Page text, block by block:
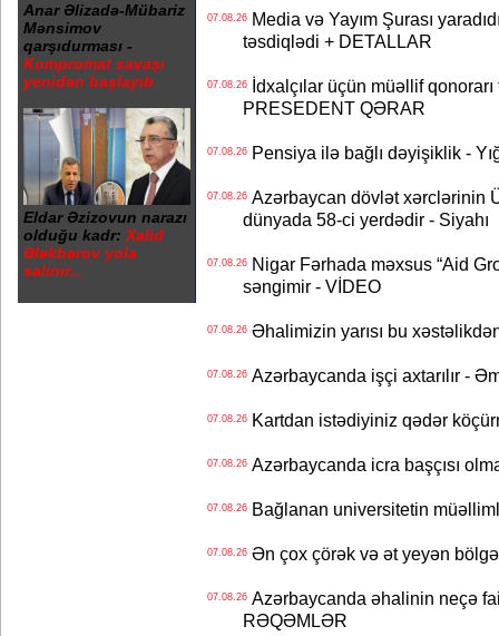
Anar Əlizadə-Mübariz
Mənsimov
qarşıdurması -
Kompromat savaşı
yenidən başlayıb
Eldar Əzizovun narazı
olduğu kadr: Xalid
Ələkbərov yola
salınır...
07.08.26Media və Yayım Şurası
təsdiqlədi + DETALLAR
07.08.26İdxalçılar üçün müəllif
PRESEDENT QƏRAR
07.08.26Pensiya ilə bağlı dəyişiklik -
07.08.26Azərbaycan dövlət xərclərinin
dünyada 58-ci yerdədir - Siyahı
07.08.26Nigar Fərhada məxsus “Aid
səngimir - VİDEO
07.08.26Əhalimizin yarısı bu
07.08.26Azərbaycanda işçi axtarılır -
07.08.26Kartdan istədiyiniz qədər
07.08.26Azərbaycanda icra başçısı
07.08.26Bağlanan universitetin
07.08.26Ən çox çörək və ət yeyən
07.08.26Azərbaycanda əhalinin neçə
RƏQƏMLƏR